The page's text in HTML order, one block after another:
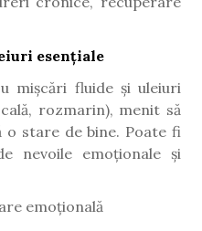
esențiale
mișcări fluide și uleiuri
rozmarin), menit să
o stare de bine. Poate fi
nevoile emoționale și
emoțională